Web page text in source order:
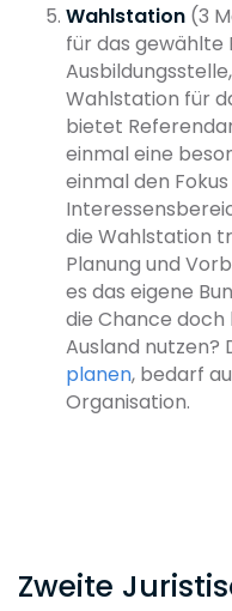
Wahlstation (3
für das gewählte
Wahlstation für
bietet
einmal eine
einmal den
die Wahlstation
Planung und
es das eigene
die Chance
Ausland nutzen?
planen, bedarf
Organisation.
Zweite